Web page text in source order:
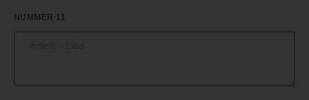
NUMMER 11